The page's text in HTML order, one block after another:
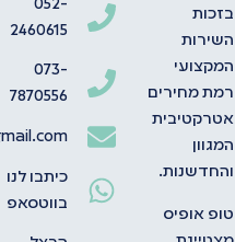
בזכות
השירות
המקצועי
רמת מחירים
אטרקטיבית
המגוון
והחדשנות.
טופ אופיס
052-
2460615
073-
7870556
כיתבו לנו
בווטסאפ